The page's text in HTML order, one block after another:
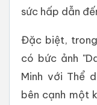
sức hấp dẫn
Đặc biệt,
có bức ảnh
Minh với Thể
bên cạnh một